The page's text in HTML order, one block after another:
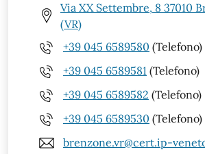
Via XX Settembre, 8 37010
(VR)
+39 045 6589580 (Telefono)
+39 045 6589581 (Telefono)
+39 045 6589582 (Telefono)
+39 045 6589530 (Telefono)
brenzone.vr@cert.ip-